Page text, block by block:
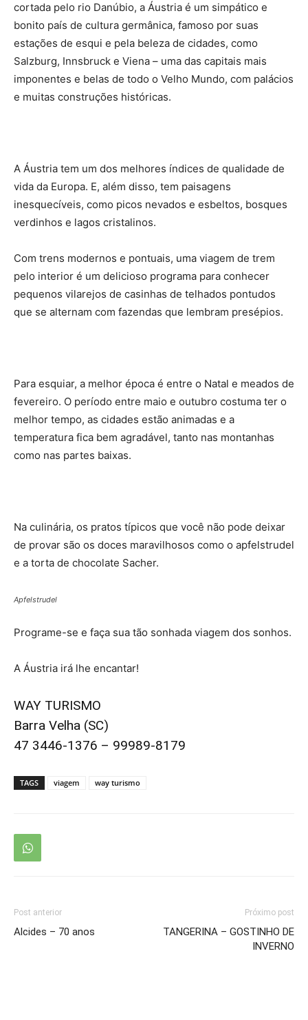
cortada pelo rio Danúbio, a Áustria é um simpático e
bonito país de cultura germânica, famoso por suas
estações de esqui e pela beleza de cidades, como
Salzburg, Innsbruck e Viena – uma das capitais mais
imponentes e belas de todo o Velho Mundo, com palácios
e muitas construções históricas.
A Áustria tem um dos melhores índices de qualidade de
vida da Europa. E, além disso, tem paisagens
inesquecíveis, como picos nevados e esbeltos, bosques
verdinhos e lagos cristalinos.
Com trens modernos e pontuais, uma viagem de trem
pelo interior é um delicioso programa para conhecer
pequenos vilarejos de casinhas de telhados pontudos
que se alternam com fazendas que lembram presépios.
Para esquiar, a melhor época é entre o Natal e meados de
fevereiro. O período entre maio e outubro costuma ter o
melhor tempo, as cidades estão animadas e a
temperatura fica bem agradável, tanto nas montanhas
como nas partes baixas.
Na culinária, os pratos típicos que você não pode deixar
de provar são os doces maravilhosos como o apfelstrudel
e a torta de chocolate Sacher.
Apfelstrudel
Programe-se e faça sua tão sonhada viagem dos sonhos.
A Áustria irá lhe encantar!
WAY TURISMO
Barra Velha (SC)
47 3446-1376 – 99989-8179
TAGS viagem way turismo
Post anterior
Alcides – 70 anos
Próximo post
TANGERINA – GOSTINHO DE
INVERNO